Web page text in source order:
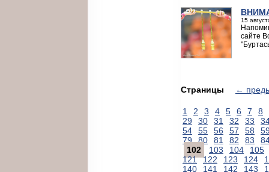
15
сайте
Страницы ←
1 2 3 4 5 6 7
8
29
30 31 32 33
54
55 56 57 58
79
80 81 82 83
102
103 104
105
121
122 123 124
140
141 142 143